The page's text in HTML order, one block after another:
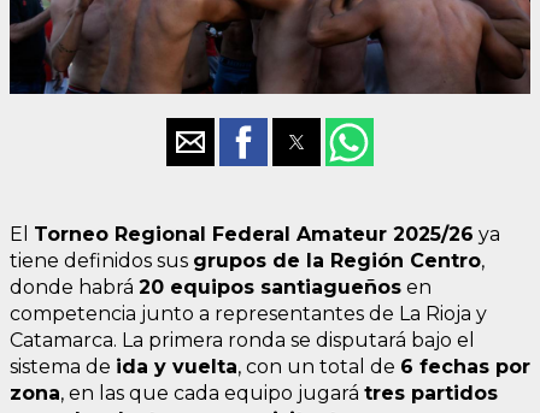
El Torneo Regional Federal Amateur 2025/26 ya
tiene definidos sus grupos de la Región Centro,
donde habrá 20 equipos santiagueños en
competencia junto a representantes de La Rioja y
Catamarca. La primera ronda se disputará bajo el
sistema de ida y vuelta, con un total de 6 fechas por
zona, en las que cada equipo jugará tres partidos